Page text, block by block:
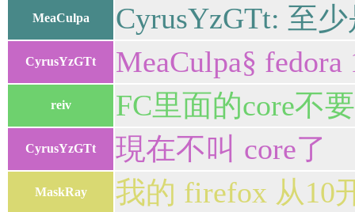
MeaCulpa CyrusYzGTt: 至
CyrusYzGTt MeaCulpa§
reiv FC里面的core不
CyrusYzGTt 現在不叫 core了
MaskRay 我的 firefox 从10